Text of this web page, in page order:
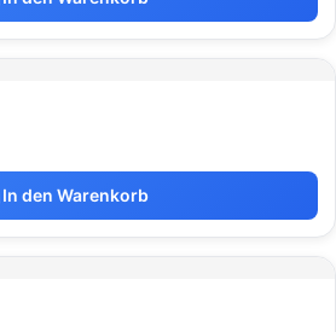
In den Warenkorb